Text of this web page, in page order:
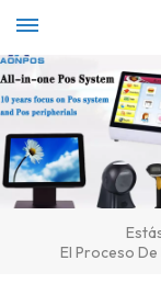
El Proceso